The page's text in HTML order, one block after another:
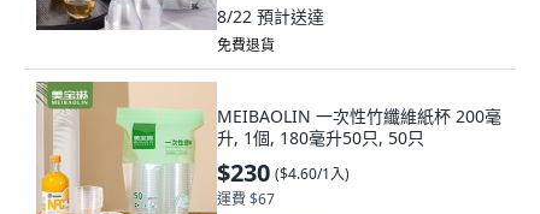
8/22 預計送達
免費退貨
MEIBAOLIN 一次性竹纖維紙杯 200毫
升, 1個, 180毫升50只, 50只
$230 ($4.60/1入)
運費 $67